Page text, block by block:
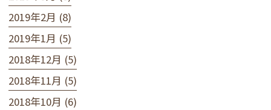
2019年2月 (8)
2019年1月 (5)
2018年12月 (5)
2018年11月 (5)
2018年10月 (6)